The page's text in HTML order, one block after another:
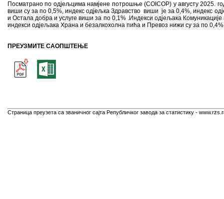
Посматрано по одјељцима намјене потрошње (COICOP) у августу 2025.
виши су за по 0,5%, индекс одјељка Здравство виши је за 0,4%, индекс
и Остала добра и услуге виши за по 0,1% .Индекси одјељака
индекси одјељака Храна и безалкохолна пића и Превоз нижи су за по
ПРЕУЗМИТЕ САОПШТЕЊЕ
Страница преузета са званичног сајта Републичког завода за статистику -